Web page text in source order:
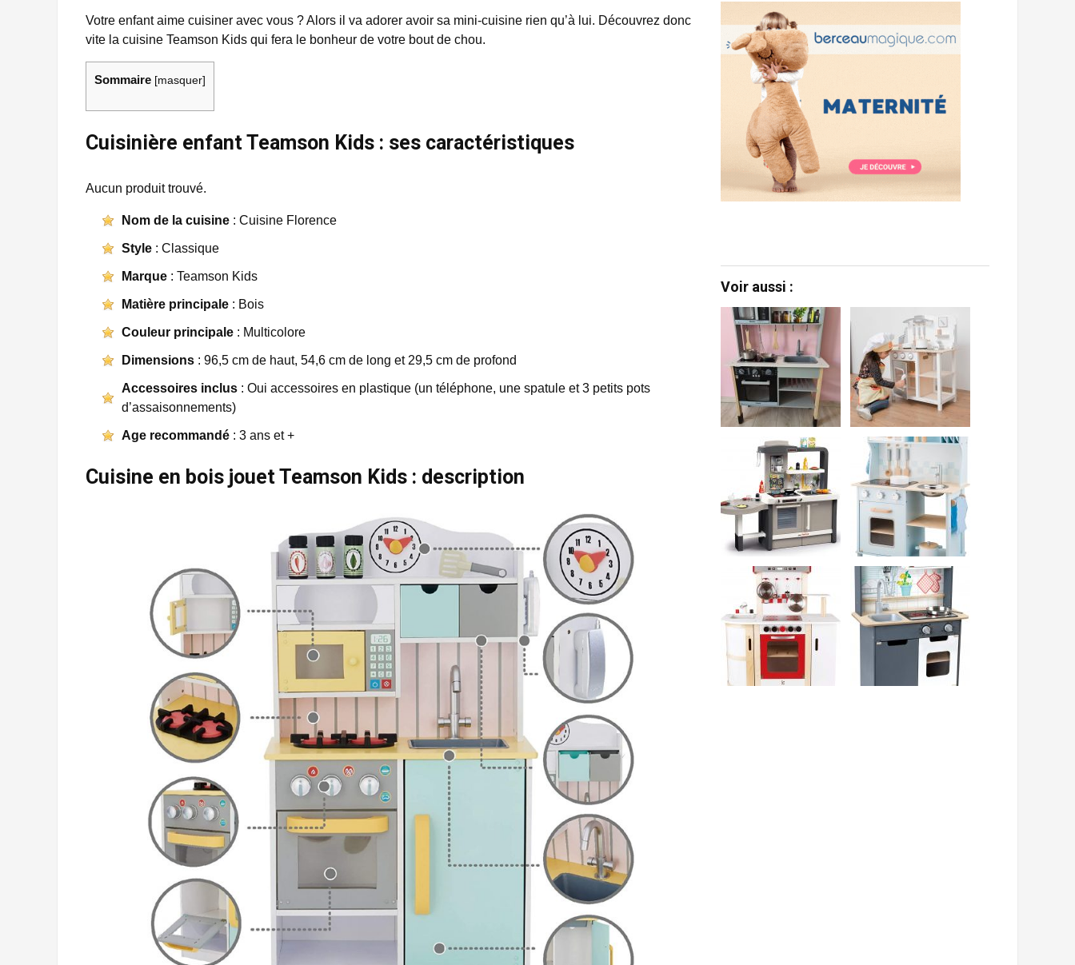
Votre enfant aime cuisiner avec vous ? Alors il va adorer avoir sa mini-cuisine rien qu’à lui. Découvrez donc
vite la cuisine Teamson Kids qui fera le bonheur de votre bout de chou.
Sommaire [masquer]
Cuisinière enfant Teamson Kids : ses caractéristiques
Aucun produit trouvé.
Nom de la cuisine : Cuisine Florence
Style : Classique
Marque : Teamson Kids
Matière principale : Bois
Couleur principale : Multicolore
Dimensions : 96,5 cm de haut, 54,6 cm de long et 29,5 cm de profond
Accessoires inclus : Oui accessoires en plastique (un téléphone, une spatule et 3 petits pots
d’assaisonnements)
Age recommandé : 3 ans et +
Cuisine en bois jouet Teamson Kids : description
Voir aussi :